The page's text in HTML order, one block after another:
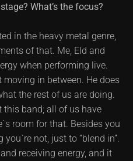
What’s the focus?
in the heavy metal genre,
of that. Me, Eld and
when performing live.
moving in between. He does
the rest of us are doing.
band; all of us have
room for that. Besides you
not, just to “blend in”.
receiving energy, and it